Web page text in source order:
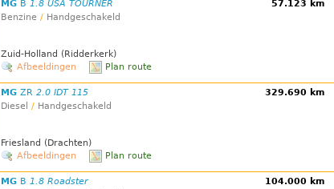
MG B 1.8 USA TOURNER
Benzine / Handgeschakeld
Zuid-Holland (Ridderkerk)
Afbeeldingen
Plan route
57.123 km
MG ZR 2.0 IDT 115
Diesel
/ Handgeschakeld
Friesland (Drachten)
Afbeeldingen
Plan route
329.690 km
MG B 1.8 Roadster
104.000 km